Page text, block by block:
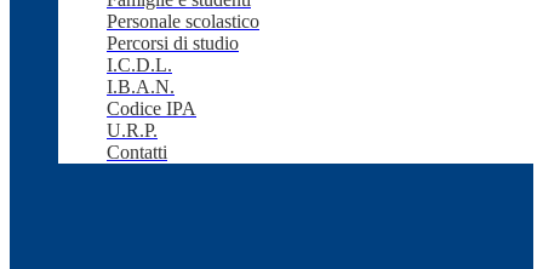
Personale scolastico
Percorsi di studio
I.C.D.L.
I.B.A.N.
Codice IPA
U.R.P.
Contatti